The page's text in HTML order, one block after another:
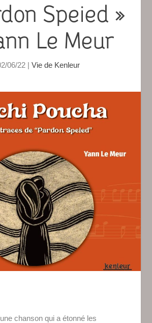
Speied »
Le Meur
06/22| Vie de Kenleur
chanson qui a étonné les